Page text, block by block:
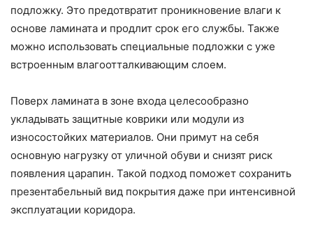
подложку. Это предотвратит проникновение влаги к
основе ламината и продлит срок его службы. Также
можно использовать специальные подложки с уже
встроенным влагоотталкивающим слоем.
Поверх ламината в зоне входа целесообразно
укладывать защитные коврики или модули из
износостойких материалов. Они примут на себя
основную нагрузку от уличной обуви и снизят риск
появления царапин. Такой подход поможет сохранить
презентабельный вид покрытия даже при интенсивной
эксплуатации коридора.